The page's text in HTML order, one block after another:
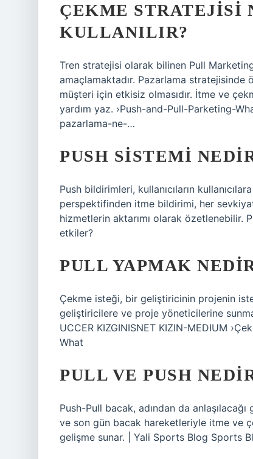
ÇEKME STRATEJISI
KULLANILIR?
Tren stratejisi olarak bilinen Pull
amaçlamaktadır. Pazarlama
müşteri için etkisiz olmasıdır. İtme ve
yardım yaz. ›Push-and-Pull-Parketing-
pazarlama-ne-…
PUSH SISTEMI
Push bildirimleri, kullanıcıların
perspektifinden itme bildirimi, her
hizmetlerin aktarımı olarak özetlenebilir.
etkiler?
PULL YAPMAK
Çekme isteği, bir geliştiricinin projenin
geliştiricilere ve proje yöneticilerine
UCCER KIZGINISNET KIZIN-MEDIUM
What
PULL VE PUSH
Push-Pull bacak, adından da
ve son gün bacak hareketleriyle itme ve
gelişme sunar. | Yali Sports Blog Sports